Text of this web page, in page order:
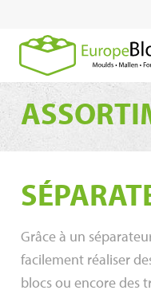
Grâce à un
facilement réaliser
blocs ou encore des